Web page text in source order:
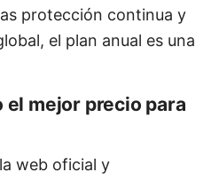
protección continua y
el plan anual es una
el mejor precio para
web oficial y